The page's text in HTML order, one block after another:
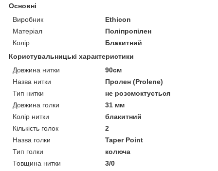
Основні
Виробник
Ethicon
Матеріал
Поліпропілен
Колір
Блакитний
Користувальницькі характеристики
Довжина нитки
90см
Назва нитки
Пролен (Prolene)
Тип нитки
не розсмоктується
Довжина голки
31 мм
Колір нитки
блакитний
Кількість голок
2
Назва голки
Taper Point
Тип голки
колюча
Товщина нитки
3/0